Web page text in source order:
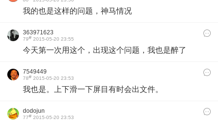
我的也是这样的问题，神马情况
363971623
79# 2015-05-20 23:55
今天第一次用这个，出现这个问题，我也是醉了
7549449
78# 2015-05-20 23:53
我也是。上下滑一下屏目有时会出文件。
dodojun
77# 2015-05-20 23:53